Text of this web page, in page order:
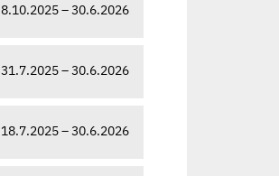
8.10.2025 – 30.6.2026
31.7.2025 – 30.6.2026
18.7.2025 – 30.6.2026